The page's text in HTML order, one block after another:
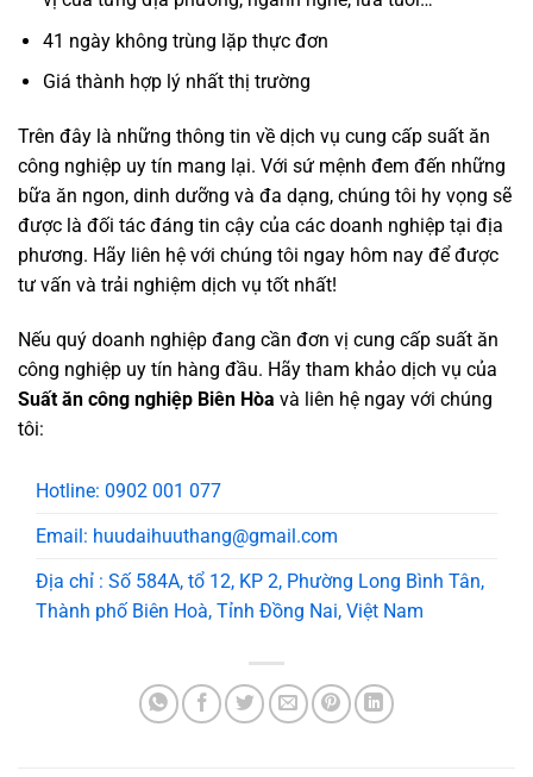
41 ngày không trùng lặp thực đơn
Giá thành hợp lý nhất thị trường
Trên đây là những thông tin về dịch vụ cung cấp suất ăn
công nghiệp uy tín mang lại. Với sứ mệnh đem đến những
bữa ăn ngon, dinh dưỡng và đa dạng, chúng tôi hy vọng sẽ
được là đối tác đáng tin cậy của các doanh nghiệp tại địa
phương. Hãy liên hệ với chúng tôi ngay hôm nay để được
tư vấn và trải nghiệm dịch vụ tốt nhất!
Nếu quý doanh nghiệp đang cần đơn vị cung cấp suất ăn
công nghiệp uy tín hàng đầu. Hãy tham khảo dịch vụ của
Suất ăn công nghiệp Biên Hòa và liên hệ ngay với chúng
tôi:
Hotline: 0902 001 077
Email: huudaihuuthang@gmail.com
Địa chỉ : Số 584A, tổ 12, KP 2, Phường Long Bình Tân,
Thành phố Biên Hoà, Tỉnh Đồng Nai, Việt Nam